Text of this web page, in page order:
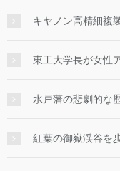
キヤノン高精細複
東工大学長が女性
水戸藩の悲劇的な
紅葉の御嶽渓谷を